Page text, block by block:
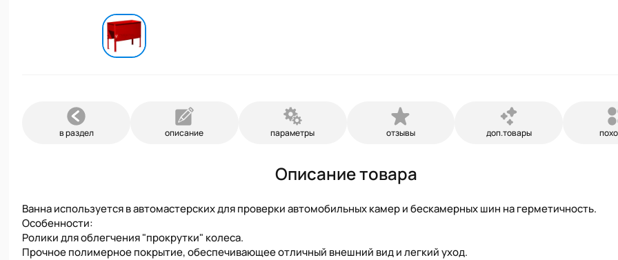
в раздел описание параметры отзывы доп.товары
Описание товара
Ванна используется в автомастерских для проверки автомобильных камер и бескамерных шин на герметичность.
Особенности:
Ролики для облегчения "прокрутки" колеса.
Прочное полимерное покрытие, обеспечивающее отличный внешний вид и легкий уход.